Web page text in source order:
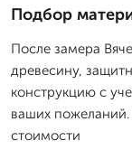
Подбор
После замера
древесину,
конструкцию с
ваших
стоимости